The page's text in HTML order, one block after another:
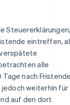
eintreffen,
alle
nach
weiterhin für
auf den dort